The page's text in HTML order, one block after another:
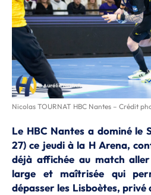
Nicolas TOURNAT HBC Nantes – Crédit
Le HBC Nantes a dominé le
27) ce jeudi à la H Arena,
déjà affichée au match
large et maîtrisée qui
dépasser les Lisboètes, privé